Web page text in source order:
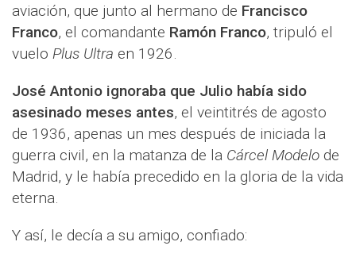
aviación, que junto al hermano de Francisco
Franco, el comandante Ramón Franco, tripuló el
vuelo Plus Ultra en 1926.
José Antonio ignoraba que Julio había sido
asesinado meses antes, el veintitrés de agosto
de 1936, apenas un mes después de iniciada la
guerra civil, en la matanza de la Cárcel Modelo de
Madrid, y le había precedido en la gloria de la vida
eterna.
Y así, le decía a su amigo, confiado: